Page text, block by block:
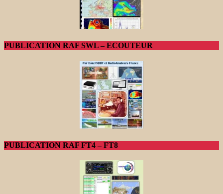
PUBLICATION RAF SWL – ECOUTEUR
PUBLICATION RAF FT4 – FT8